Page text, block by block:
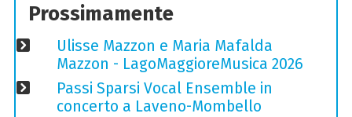
Prossimamente
Ulisse Mazzon e Maria Mafalda
Mazzon - LagoMaggioreMusica 2026
Passi Sparsi Vocal Ensemble in
concerto a Laveno-Mombello